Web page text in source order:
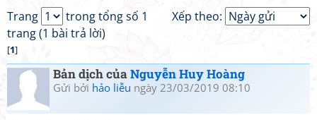
Xếp theo:
Trang
trong tổng số 1
trang (1 bài trả lời)
[1]
Bản dịch củaNguyễn Huy Hoàng
Gửi bởi hảo liễu ngày 23/03/2019 08:10